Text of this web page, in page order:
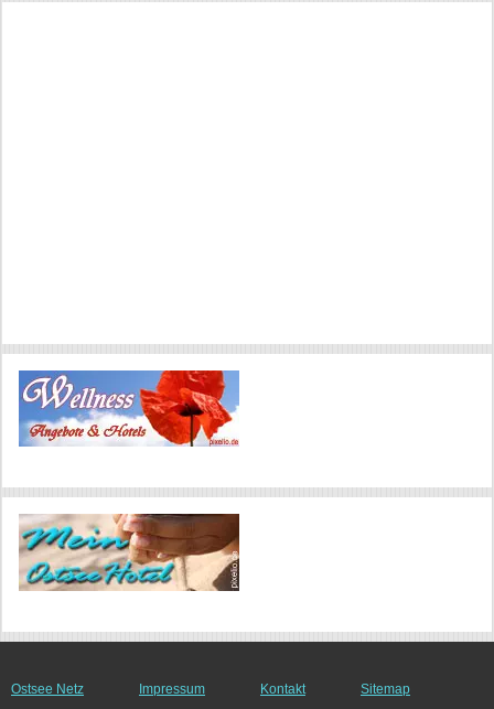
Ostsee Netz Impressum Kontakt Sitemap